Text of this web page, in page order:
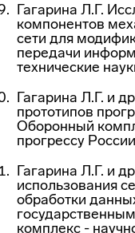
Гагарина Л.Г.
компонентов
сети для
передачи
технические
Гагарина Л.Г. и
прототипов
Оборонный
прогрессу
Гагарина Л.Г. и
использования
обработки
комплекс -